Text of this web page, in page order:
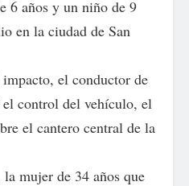
6 años y un niño de 9
en la ciudad de San
el conductor de
control del vehículo, el
el cantero central de la
mujer de 34 años que